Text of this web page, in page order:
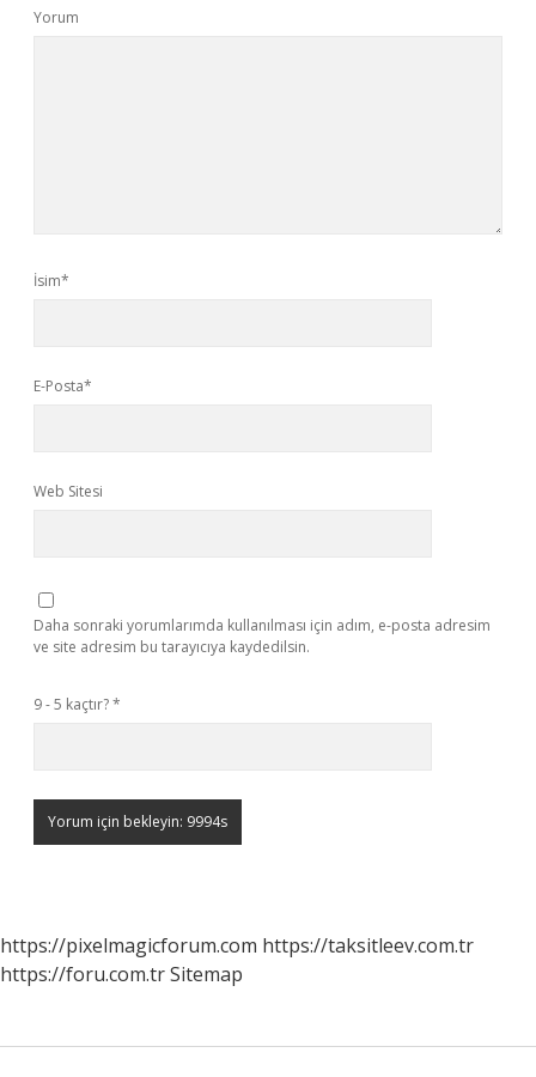
Yorum
İsim*
E-Posta*
Web Sitesi
Daha sonraki yorumlarımda kullanılması için adım, e-posta adresim
ve site adresim bu tarayıcıya kaydedilsin.
9 - 5 kaçtır?*
https://pixelmagicforum.com https://taksitleev.com.tr
https://foru.com.trSitemap